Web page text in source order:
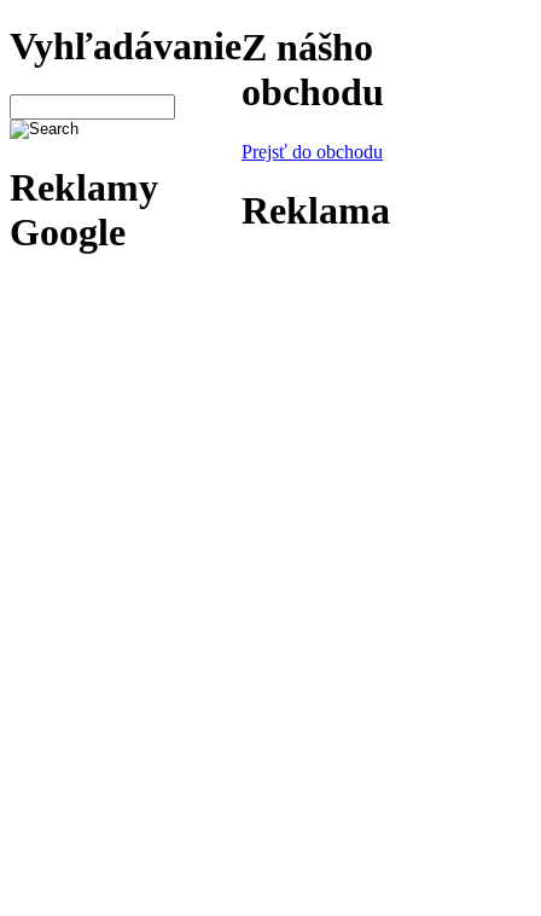
Vyhľadávanie
Reklamy
Google
Z nášho
obchodu
Prejsť do obchodu
Reklama